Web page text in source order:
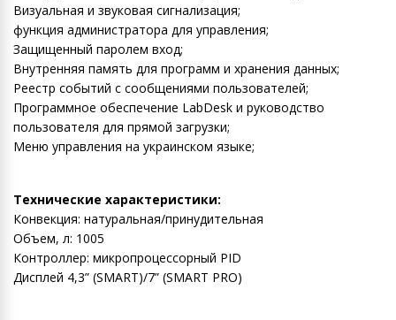
Визуальная и звуковая сигнализация;
функция администратора для управления;
Защищенный паролем вход;
Внутренняя память для программ и хранения данных;
Реестр событий с сообщениями пользователей;
Программное обеспечение LabDesk и руководство
пользователя для прямой загрузки;
Меню управления на украинском языке;
Технические характеристики:
Конвекция: натуральная/принудительная
Объем, л: 1005
Контроллер: микропроцессорный PID
Дисплей 4,3” (SMART)/7” (SMART PRO)